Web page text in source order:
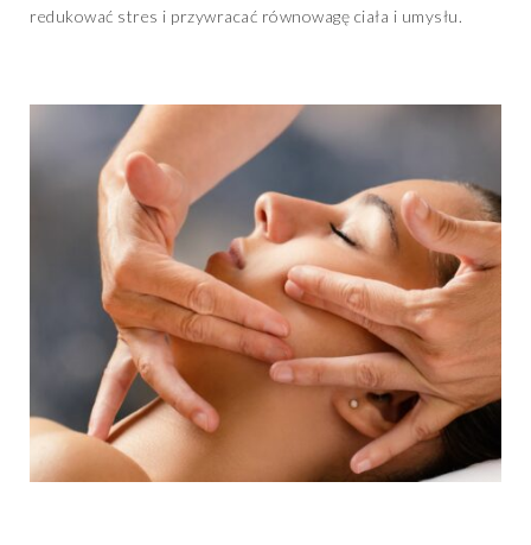
redukować stres i przywracać równowagę ciała i umysłu.